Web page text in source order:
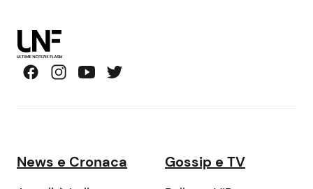
News e Cronaca Gossip e TV